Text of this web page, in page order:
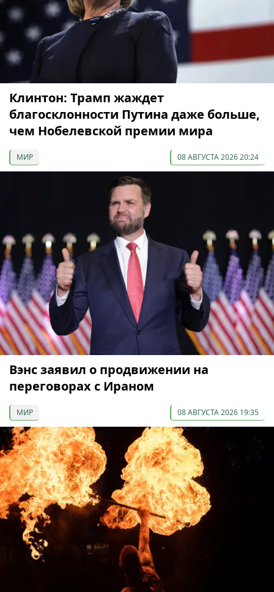
Клинтон: Трамп жаждет
благосклонности Путина даже больше,
чем Нобелевской премии мира
МИР 08 АВГУСТА 2026 20:24
Вэнс заявил о продвижении на
переговорах с Ираном
МИР 08 АВГУСТА 2026 19:35